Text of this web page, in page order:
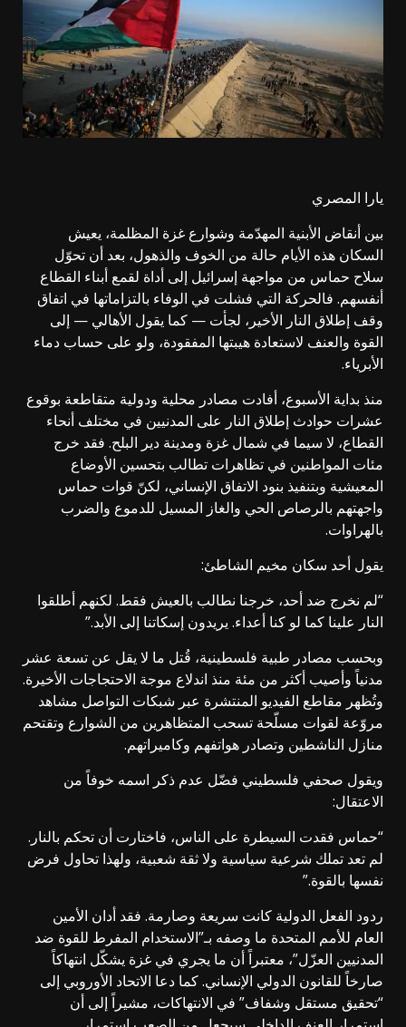
يارا المصري
بين أنقاض الأبنية المهدّمة وشوارع غزة المظلمة، يعيش
السكان هذه الأيام حالة من الخوف والذهول، بعد أن تحوّل
سلاح حماس من مواجهة إسرائيل إلى أداة لقمع أبناء القطاع
أنفسهم. فالحركة التي فشلت في الوفاء بالتزاماتها في اتفاق
وقف إطلاق النار الأخير، لجأت — كما يقول الأهالي — إلى
القوة والعنف لاستعادة هيبتها المفقودة، ولو على حساب دماء
الأبرياء.
منذ بداية الأسبوع، أفادت مصادر محلية ودولية متقاطعة بوقوع
عشرات حوادث إطلاق النار على المدنيين في مختلف أنحاء
القطاع، لا سيما في شمال غزة ومدينة دير البلح. فقد خرج
مئات المواطنين في تظاهرات تطالب بتحسين الأوضاع
المعيشية وبتنفيذ بنود الاتفاق الإنساني، لكنّ قوات حماس
واجهتهم بالرصاص الحي والغاز المسيل للدموع والضرب
بالهراوات.
يقول أحد سكان مخيم الشاطئ:
“لم نخرج ضد أحد، خرجنا نطالب بالعيش فقط. لكنهم أطلقوا
النار علينا كما لو كنا أعداء. يريدون إسكاتنا إلى الأبد.”
وبحسب مصادر طبية فلسطينية، قُتل ما لا يقل عن تسعة عشر
مدنياً وأصيب أكثر من مئة منذ اندلاع موجة الاحتجاجات الأخيرة.
وتُظهر مقاطع الفيديو المنتشرة عبر شبكات التواصل مشاهد
مروّعة لقوات مسلّحة تسحب المتظاهرين من الشوارع وتقتحم
منازل الناشطين وتصادر هواتفهم وكاميراتهم.
ويقول صحفي فلسطيني فضّل عدم ذكر اسمه خوفاً من
الاعتقال:
“حماس فقدت السيطرة على الناس، فاختارت أن تحكم بالنار.
لم تعد تملك شرعية سياسية ولا ثقة شعبية، ولهذا تحاول فرض
نفسها بالقوة.”
ردود الفعل الدولية كانت سريعة وصارمة. فقد أدان الأمين
العام للأمم المتحدة ما وصفه بـ”الاستخدام المفرط للقوة ضد
المدنيين العزّل”، معتبراً أن ما يجري في غزة يشكّل انتهاكاً
صارخاً للقانون الدولي الإنساني. كما دعا الاتحاد الأوروبي إلى
“تحقيق مستقل وشفاف” في الانتهاكات، مشيراً إلى أن